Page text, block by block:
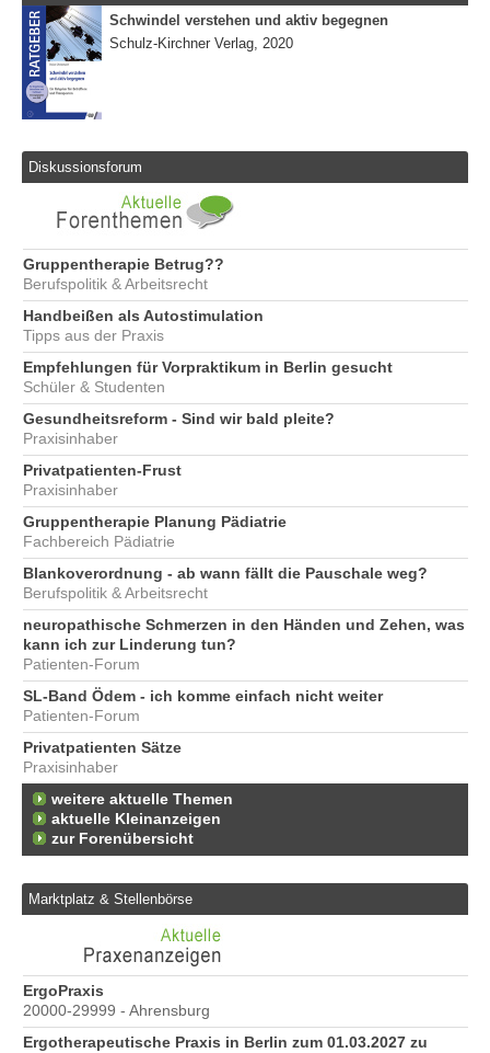
Schwindel verstehen und aktiv begegnen
Schulz-Kirchner Verlag, 2020
Diskussionsforum
Gruppentherapie Betrug??
Berufspolitik & Arbeitsrecht
Handbeißen als Autostimulation
Tipps aus der Praxis
Empfehlungen für Vorpraktikum in Berlin gesucht
Schüler & Studenten
Gesundheitsreform - Sind wir bald pleite?
Praxisinhaber
Privatpatienten-Frust
Praxisinhaber
Gruppentherapie Planung Pädiatrie
Fachbereich Pädiatrie
Blankoverordnung - ab wann fällt die Pauschale weg?
Berufspolitik & Arbeitsrecht
neuropathische Schmerzen in den Händen und Zehen, was
kann ich zur Linderung tun?
Patienten-Forum
SL-Band Ödem - ich komme einfach nicht weiter
Patienten-Forum
Privatpatienten Sätze
Praxisinhaber
weitere aktuelle Themen
aktuelle Kleinanzeigen
zur Forenübersicht
Marktplatz & Stellenbörse
ErgoPraxis
20000-29999 - Ahrensburg
Ergotherapeutische Praxis in Berlin zum 01.03.2027 zu